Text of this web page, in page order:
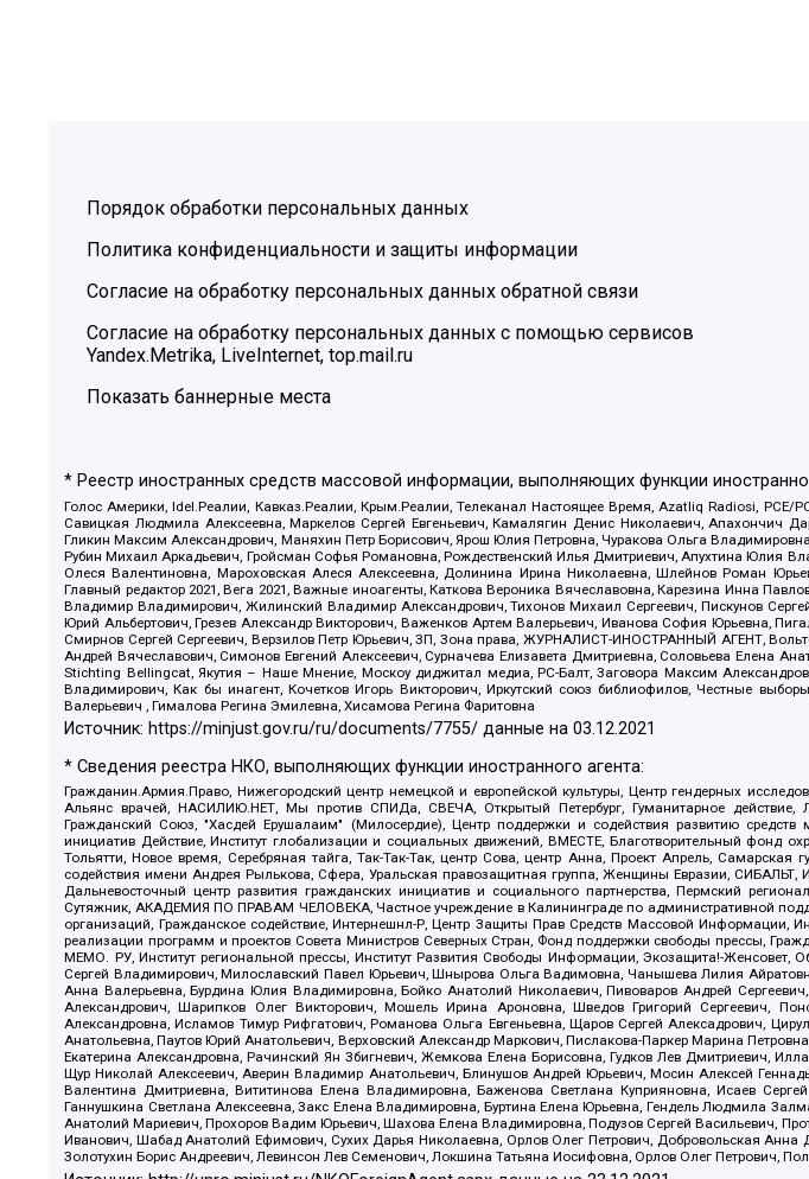
Порядок обработки персональных данных
Политика конфиденциальности и защиты информации
Согласие на обработку персональных данных обратной связи
Согласие на обработку персональных данных с помощью сервисов
Yandex.Metrika, LiveInternet, top.mail.ru
Показать баннерные места
* Реестр иностранных средств массовой информации, выполняющих функции
Голос Америки, Idel.Реалии, Кавказ.Реалии, Крым.Реалии, Телеканал Настоящее Время, Azatliq Radiosi, PCE/
Савицкая Людмила Алексеевна, Маркелов Сергей Евгеньевич, Камалягин Денис Николаевич, Апахончич
Гликин Максим Александрович, Маняхин Петр Борисович, Ярош Юлия Петровна, Чуракова Ольга
Рубин Михаил Аркадьевич, Гройсман Софья Романовна, Рождественский Илья Дмитриевич, Апухтина Юлия
Олеся Валентиновна, Мароховская Алеся Алексеевна, Долинина Ирина Николаевна, Шлейнов Роман
Главный редактор 2021, Вега 2021, Важные иноагенты, Каткова Вероника Вячеславовна, Карезина Инна
Владимир Владимирович, Жилинский Владимир Александрович, Тихонов Михаил Сергеевич, Пискунов
Юрий Альбертович, Грезев Александр Викторович, Важенков Артем Валерьевич, Иванова София Юрьевна,
Смирнов Сергей Сергеевич, Верзилов Петр Юрьевич, ЗП, Зона права, ЖУРНАЛИСТ-ИНОСТРАННЫЙ АГЕНТ,
Андрей Вячеславович, Симонов Евгений Алексеевич, Сурначева Елизавета Дмитриевна, Соловьева Елена
Stichting Bellingcat, Якутия – Наше Мнение, Москоу диджитал медиа, РС-Балт, Заговора Максим
Владимирович, Как бы инагент, Кочетков Игорь Викторович, Иркутский союз библиофилов, Честные
Валерьевич , Гималова Регина Эмилевна, Хисамова Регина Фаритовна
Источник: https://minjust.gov.ru/ru/documents/7755/ данные на03.12.2021
* Сведения реестра НКО, выполняющих функции иностранного агента:
Гражданин.Армия.Право, Нижегородский центр немецкой и европейской культуры, Центр гендерных
Альянс врачей, НАСИЛИЮ.НЕТ, Мы против СПИДа, СВЕЧА, Открытый Петербург, Гуманитарное действие,
Гражданский Союз, "Хасдей Ерушалаим" (Милосердие), Центр поддержки и содействия развитию
инициатив Действие, Институт глобализации и социальных движений, ВМЕСТЕ, Благотворительный
Тольятти, Новое время, Серебряная тайга, Так-Так-Так, центр Сова, центр Анна, Проект Апрель,
содействия имени Андрея Рылькова, Сфера, Уральская правозащитная группа, Женщины Евразии, СИБАЛЬТ,
Дальневосточный центр развития гражданских инициатив и социального партнерства, Пермский
Сутяжник, АКАДЕМИЯ ПО ПРАВАМ ЧЕЛОВЕКА, Частное учреждение в Калининграде по административной
организаций, Гражданское содействие, Интернешнл-Р, Центр Защиты Прав Средств Массовой Информации,
реализации программ и проектов Совета Министров Северных Стран, Фонд поддержки свободы прессы,
МЕМО. РУ, Институт региональной прессы, Институт Развития Свободы Информации, Экозащита!-Женсовет,
Сергей Владимирович, Милославский Павел Юрьевич, Шнырова Ольга Вадимовна, Чанышева Лилия
Анна Валерьевна, Бурдина Юлия Владимировна, Бойко Анатолий Николаевич, Пивоваров Андрей
Александрович, Шарипков Олег Викторович, Мошель Ирина Ароновна, Шведов Григорий Сергеевич,
Александровна, Исламов Тимур Рифгатович, Романова Ольга Евгеньевна, Щаров Сергей Алексадрович,
Анатольевна, Паутов Юрий Анатольевич, Верховский Александр Маркович, Пислакова-Паркер Марина
Екатерина Александровна, Рачинский Ян Збигневич, Жемкова Елена Борисовна, Гудков Лев Дмитриевич,
Щур Николай Алексеевич, Аверин Владимир Анатольевич, Блинушов Андрей Юрьевич, Мосин Алексей
Валентина Дмитриевна, Вититинова Елена Владимировна, Баженова Светлана Куприяновна, Исаев
Ганнушкина Светлана Алексеевна, Закс Елена Владимировна, Буртина Елена Юрьевна, Гендель Людмила
Анатолий Мариевич, Прохоров Вадим Юрьевич, Шахова Елена Владимировна, Подузов Сергей Васильевич,
Иванович, Шабад Анатолий Ефимович, Сухих Дарья Николаевна, Орлов Олег Петрович, Добровольская
Золотухин Борис Андреевич, Левинсон Лев Семенович, Локшина Татьяна Иосифовна, Орлов Олег Петрович,